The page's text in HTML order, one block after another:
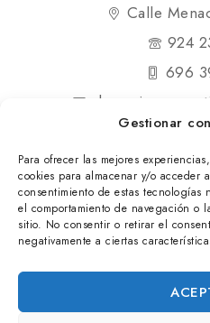
Gestionar
Para ofrecer las mejores
cookies para almacenar y/o acceder
consentimiento de estas tecnologías
el comportamiento de navegación o
sitio. No consentir o retirar el
negativamente a ciertas
Calle
924
696
© 2025 Mi Pequeña